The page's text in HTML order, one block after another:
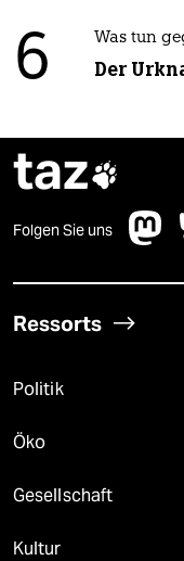
6 Was tun
Der
taz
Folgen Sie uns
Ressorts
Politik
Öko
Gesellschaft
Kultur